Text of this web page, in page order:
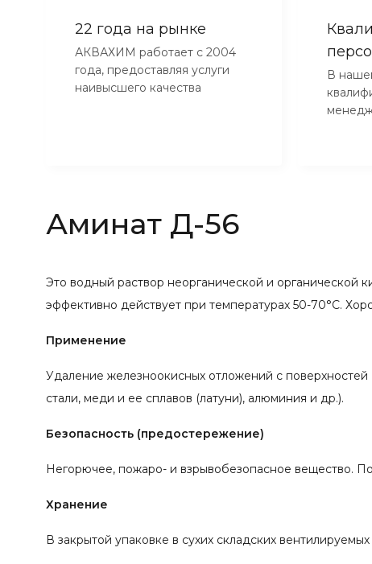
22 года на рынке
АКВАХИМ работает с 2004
года, предоставляя услуги
наивысшего качества
В
Аминат Д-56
Это водный раствор неорганической и органической
эффективно действует при температурах 50-70°С.
Применение
Удаление железноокисных отложений с
стали, меди и ее сплавов (латуни), алюминия и др.).
Безопасность (предостережение)
Негорючее, пожаро- и взрывобезопасное вещество.
Хранение
В закрытой упаковке в сухих складских